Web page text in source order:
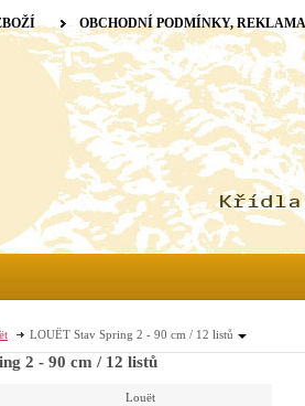
LOUËT Stav Spring 2 - 90 cm / 12 listů
2 - 90 cm / 12 listů
Louët
OBCHODNÍ PODMÍNKY,